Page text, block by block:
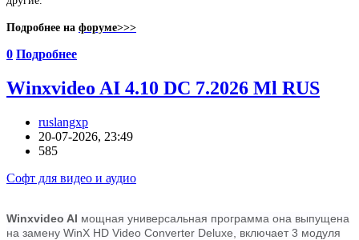
Подробнее на форуме>>>
0 Подробнее
Winxvideo AI 4.10 DC 7.2026 Ml RUS
ruslangxp
20-07-2026, 23:49
585
Софт для видео и аудио
Winxvideo AI мощная универсальная программа она выпущена
на замену WinX HD Video Converter Deluxe, включает 3 модуля